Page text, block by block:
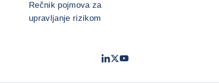
Rečnik pojmova za
upravljanje rizikom
LinkedIn
TwitterYoutube